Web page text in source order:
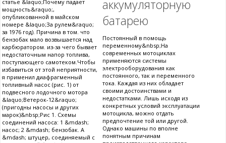
статье &laquo;Почему падает
мощность&raquo;,
опубликованной в майском
номере &laquo;За рулем&raquo;
за 1976 год). Причина в том. что
бензобак мало возвышается над
карбюратором. из-за чего бывает
недостаточным напор топлива,
поступающего самотеком.Чтобы
избавиться от этой неприятности,
я применил диафрагменный
топливный насос (рис. 1) от
подвесного лодочного мотора
&laquo;Ветерок-12&raquo;
(пригодны насосы и других
марок)&nbsp;Рис 1. Схемы
соединений насоса: 1 &mdash;
насос; 2 &mdash; бензобак. А
&mdash; штуцер, соединяемый с
аккумуляторную
батарею
Постоянный в помощь
переменному&nbsp;На
современных мотоциклах
применяются системы
электрооборудования как
постоянного, так и переменного
тока. Каждая из них обладает
своими достоинствами и
недостатками. Лишь исходя из
конкретных условий эксплуатации
мотоцикла, можно отдать
предпочтение той или другой.
Однако машины по вполне
понятным причинам